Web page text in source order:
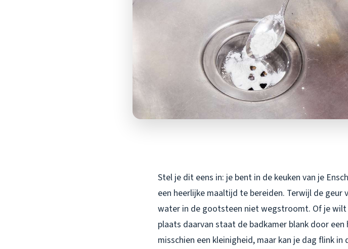
Stel je dit eens in: je bent in de keuken van je
een heerlijke maaltijd te bereiden. Terwijl de
water in de gootsteen niet wegstroomt. Of je wilt
plaats daarvan staat de badkamer blank door een
misschien een kleinigheid, maar kan je dag flink